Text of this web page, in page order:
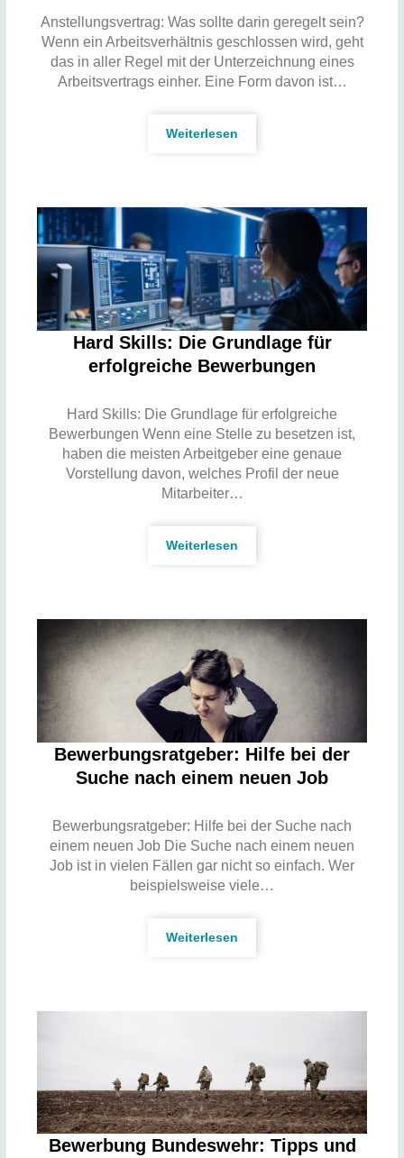
Anstellungsvertrag: Was sollte darin geregelt sein?
Wenn ein Arbeitsverhältnis geschlossen wird, geht
das in aller Regel mit der Unterzeichnung eines
Arbeitsvertrags einher. Eine Form davon ist…
Weiterlesen
Hard Skills: Die Grundlage für
erfolgreiche Bewerbungen
Hard Skills: Die Grundlage für erfolgreiche
Bewerbungen Wenn eine Stelle zu besetzen ist,
haben die meisten Arbeitgeber eine genaue
Vorstellung davon, welches Profil der neue
Mitarbeiter…
Weiterlesen
Bewerbungsratgeber: Hilfe bei der
Suche nach einem neuen Job
Bewerbungsratgeber: Hilfe bei der Suche nach
einem neuen Job Die Suche nach einem neuen
Job ist in vielen Fällen gar nicht so einfach. Wer
beispielsweise viele…
Weiterlesen
Bewerbung Bundeswehr: Tipps und